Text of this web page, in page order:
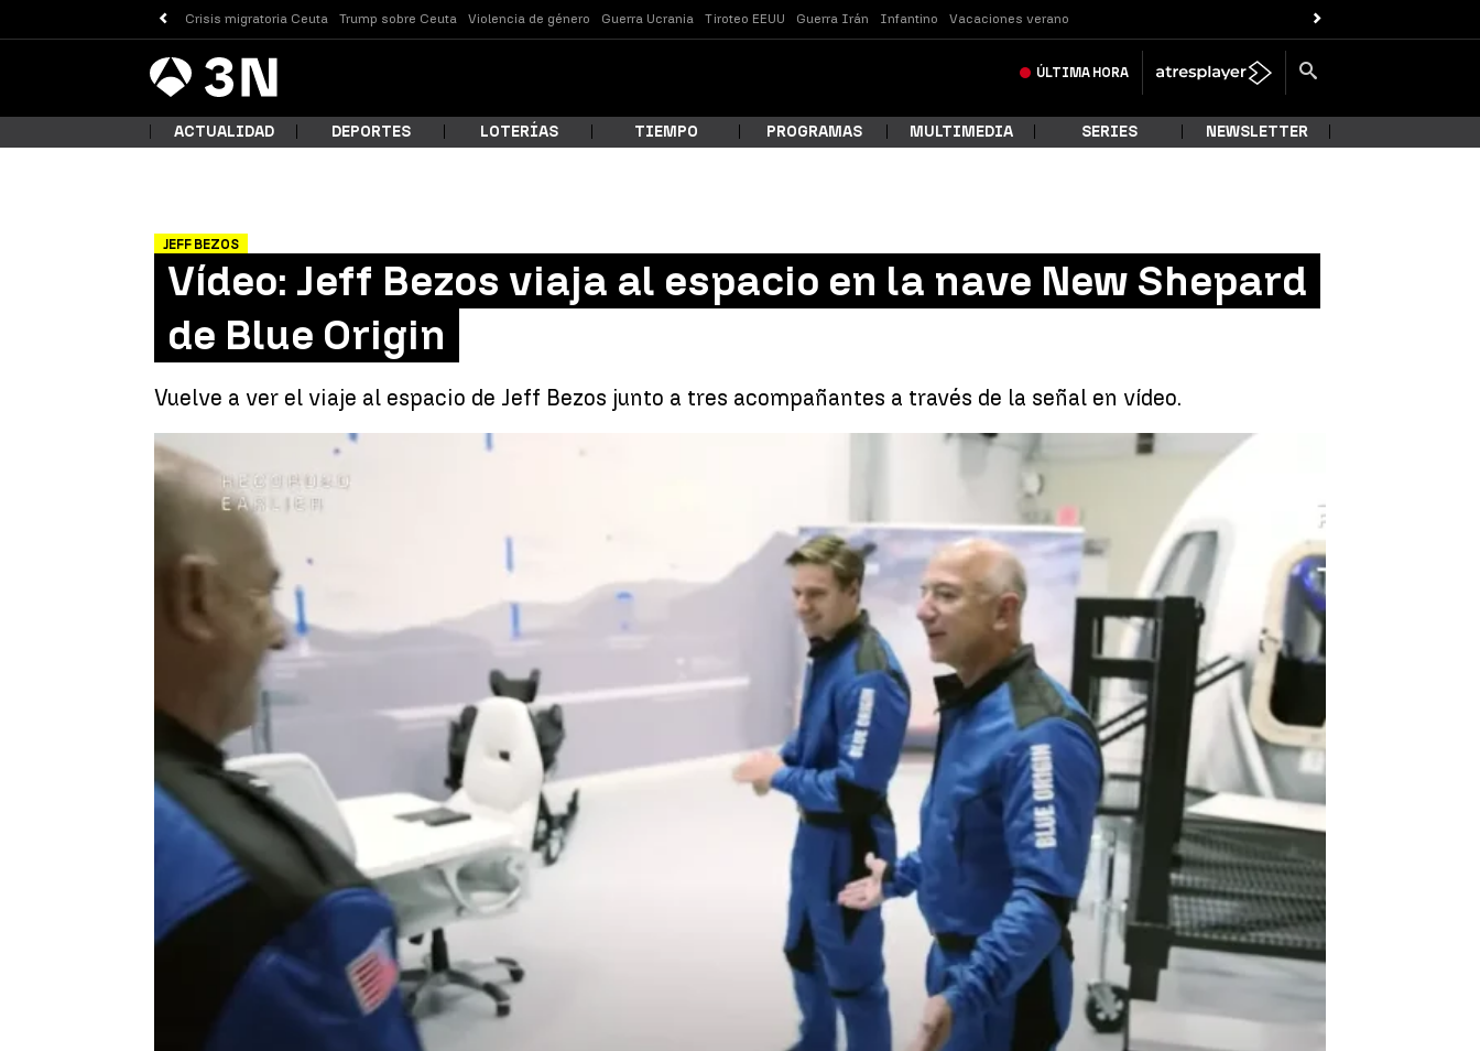
Crisis migratoria Ceuta Trump sobre Ceuta Violencia de género Guerra Ucrania Tiroteo EEUU Guerra Irán Infantino Vacaciones verano
Antena
3 Noticias ÚLTIMA HORA
¿Qué estás buscando?
ACTUALIDAD DEPORTES LOTERÍAS TIEMPO PROGRAMAS MULTIMEDIA SERIES NEWSLETTER
JEFF BEZOS
Vídeo: Jeff Bezos viaja al espacio en la nave New Shepard
de Blue Origin
Vuelve a ver el viaje al espacio de Jeff Bezos junto a tres acompañantes a través de la señal en vídeo.
Viaje de Jeff Bezos en el New Shepard al espacio, Blue Origin, en vídeo |
Antena 3 Noticias
Actualizado: 20 de julio de 2021, 16:20
Publicado:
20 de julio de 2021, 15:52
WhatsappFacebook
X Linkedin
Jeff Bezosha vivido este martes su aventura espacial al volar al espacio justo a
un grupo de acompañantes entre los que están su hermano, un joven de origen
holandés de 18 años y una veterana de 82 años, Wally Funk.
La excursión ha durado 11 minutos a
por cohetes hasta el
borde del espacio, culminando un mes lleno de noticias sobre cohetes. Puedes
volver a ver el viaje al espacio en el vídeo principal de este artículo.